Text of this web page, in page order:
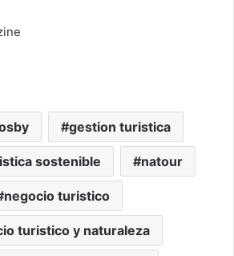
gestion turistica
sostenible natour
negocio turistico
turistico y naturaleza